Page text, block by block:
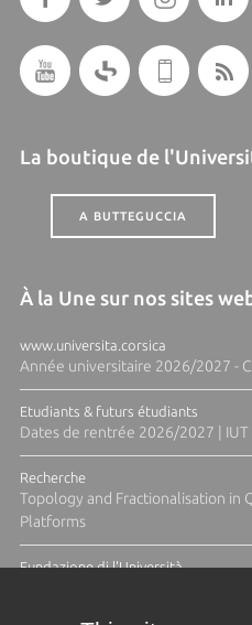
La boutique de
A BUTTEGUCCIA
À la Une sur nos sites
www.universita.corsica
Année universitaire 2026/2027 -
Etudiants & futurs étudiants
Dates de rentrée 2026/2027 | IUT
Recherche
Topology and Fractionalisation in
Platforms
Fundazione di l'Università